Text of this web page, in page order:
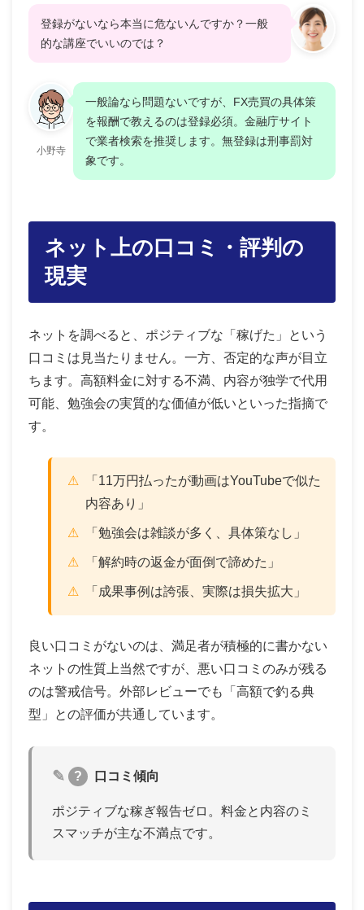
登録がないなら本当に危ないんですか？一般
的な講座でいいのでは？
小野寺
一般論なら問題ないですが、FX売買の具体策
を報酬で教えるのは登録必須。金融庁サイト
で業者検索を推奨します。無登録は刑事罰対
象です。
ネット上の口コミ・評判の
現実
ネットを調べると、ポジティブな「稼げた」という
口コミは見当たりません。一方、否定的な声が目立
ちます。高額料金に対する不満、内容が独学で代用
可能、勉強会の実質的な価値が低いといった指摘で
す。
「11万円払ったが動画はYouTubeで似た
内容あり」
「勉強会は雑談が多く、具体策なし」
「解約時の返金が面倒で諦めた」
「成果事例は誇張、実際は損失拡大」
良い口コミがないのは、満足者が積極的に書かない
ネットの性質上当然ですが、悪い口コミのみが残る
のは警戒信号。外部レビューでも「高額で釣る典
型」との評価が共通しています。
? 口コミ傾向
ポジティブな稼ぎ報告ゼロ。料金と内容のミ
スマッチが主な不満点です。